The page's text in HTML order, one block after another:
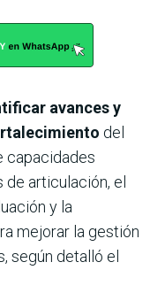
avances y
del
capacidades
articulación, el
y la
mejorar la gestión
según detalló el